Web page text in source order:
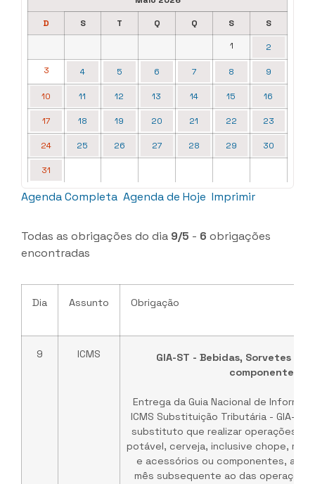
D S T Q Q S
S
1
2
3 4 5 6 7 8 9
10 11 12 13 14 15 16
17 18 19 20 21 22 23
24 25 26 27 28 29 30
31
Agenda Completa Agenda de Hoje Imprimir
Todas as obrigações do dia 9/5 - 6 obrigações
encontradas
Dia Assunto Obrigação
9 ICMS
GIA-ST - Bebidas, Sorvetes e
componentes
Entrega da Guia Nacional de
ICMS Substituição Tributária - GIA-
substituto que realizar operações
potável, cerveja, inclusive chope,
e acessórios ou componentes, até
mês subsequente ao das